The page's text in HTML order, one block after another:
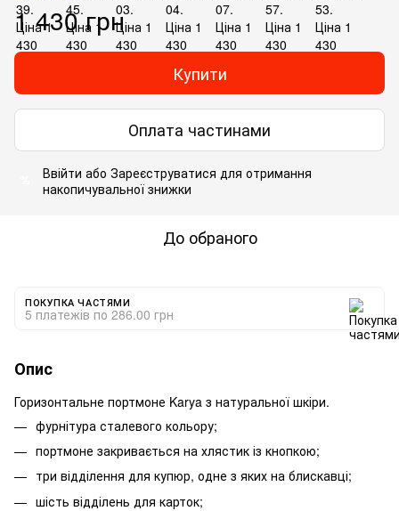
1 430 грн
Купити
Оплата частинами
Ввійти або Зареєструватися для отримання
накопичувальної знижки
До обраного
ПОКУПКА ЧАСТЯМИ
5 платежів по 286.00 грн
Опис
Горизонтальне портмоне Karya з натуральної шкіри.
фурнітура сталевого кольору;
портмоне закривається на хлястик із кнопкою;
три відділення для купюр, одне з яких на блискавці;
шість відділень для карток;